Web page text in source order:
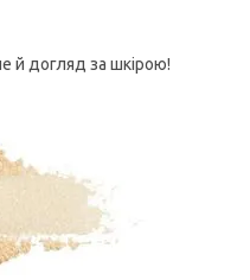
й догляд за шкірою!